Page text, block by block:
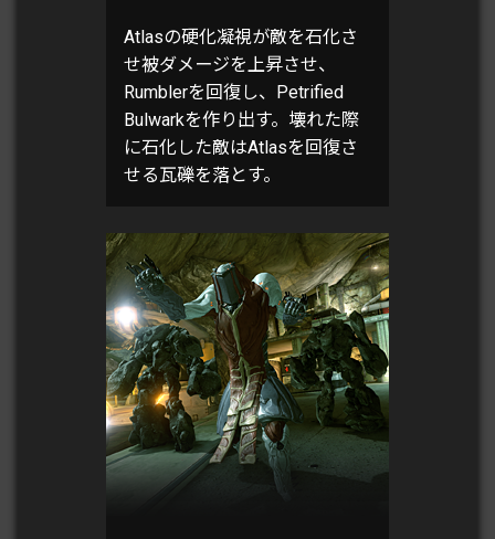
Atlasの硬化凝視が敵を石化さ
せ被ダメージを上昇させ、
Rumblerを回復し、Petrified
Bulwarkを作り出す。壊れた際
に石化した敵はAtlasを回復さ
せる瓦礫を落とす。